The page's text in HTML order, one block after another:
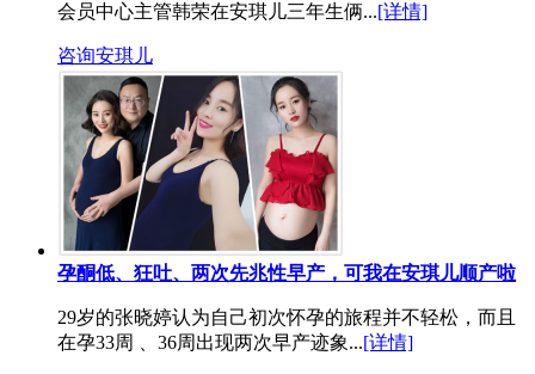
会员中心主管韩荣在安琪儿三年生俩...[详情]
咨询安琪儿
孕酮低、狂吐、两次先兆性早产，可我在安琪儿顺产啦
29岁的张晓婷认为自己初次怀孕的旅程并不轻松，而且
在孕33周 、36周出现两次早产迹象...[详情]